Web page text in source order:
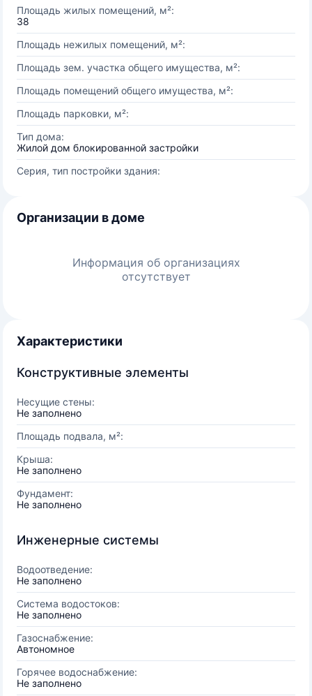
Площадь жилых помещений, м²:
38
Площадь нежилых помещений, м²:
Площадь зем. участка общего имущества, м²:
Площадь помещений общего имущества, м²:
Площадь парковки, м²:
Тип дома:
Жилой дом блокированной застройки
Серия, тип постройки здания:
Организации в доме
Информация об организациях
отсутствует
Характеристики
Конструктивные элементы
Несущие стены:
Не заполнено
Площадь подвала, м²:
Крыша:
Не заполнено
Фундамент:
Не заполнено
Инженерные системы
Водоотведение:
Не заполнено
Система водостоков:
Не заполнено
Газоснабжение:
Автономное
Горячее водоснабжение:
Не заполнено